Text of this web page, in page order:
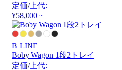
定価/上代:
¥58,000 ~
B-LINE
Boby Wagon 1段2トレイ
定価/上代: